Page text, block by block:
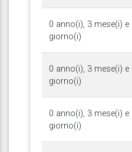
0 anno(i), 3 mese(i) e
giorno(i)
0 anno(i), 3 mese(i) e
giorno(i)
0 anno(i), 3 mese(i) e
giorno(i)